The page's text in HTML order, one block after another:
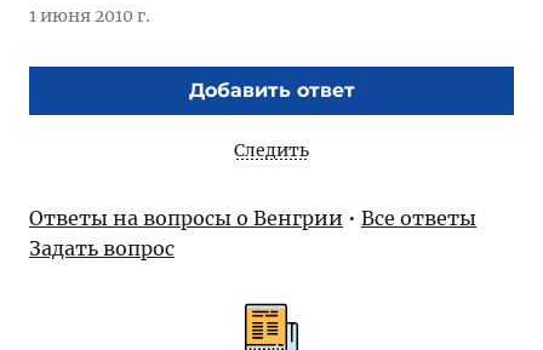
1 июня 2010 г.
Добавить ответ
Следить
Ответы на вопросы о Венгрии • Все ответы
Задать вопрос